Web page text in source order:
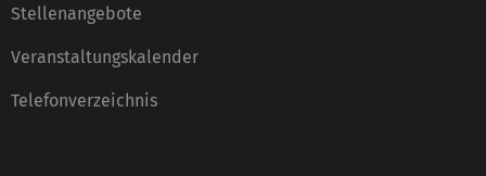
Stellenangebote
Veranstaltungskalender
Telefonverzeichnis